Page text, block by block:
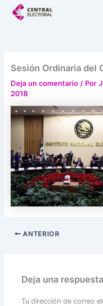
Sesión Ordinaria del
Deja un comentario / Por
2018
ANTERIOR
Deja una respuesta
Tu dirección de correo